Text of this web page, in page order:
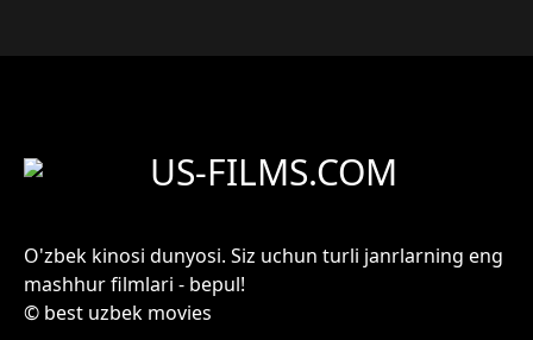
US-FILMS.COM
O'zbek kinosi dunyosi. Siz uchun turli janrlarning eng
mashhur filmlari - bepul!
© best uzbek movies